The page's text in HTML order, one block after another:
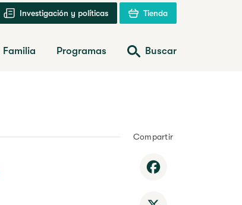
Investigación y políticas Tienda
Familia Programas Buscar
Compartir
Facebook